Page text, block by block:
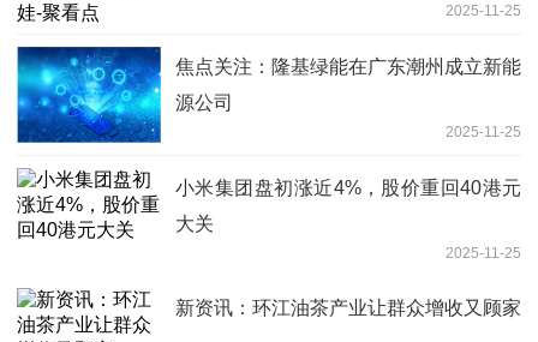
2025-11-25
焦点关注：隆基绿能在广东潮州成立新能
源公司
2025-11-25
小米集团盘初涨近4%，股价重回40港元
大关
2025-11-25
新资讯：环江油茶产业让群众增收又顾家